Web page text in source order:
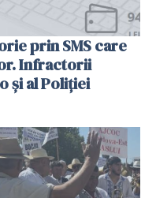
prin SMS care
Infractorii
și al Poliției